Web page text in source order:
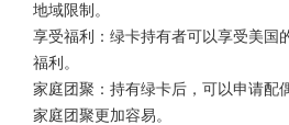
地域限制。
享受福利：绿卡持有者可以享受美国
福利。
家庭团聚：持有绿卡后，可以申请配
家庭团聚更加容易。